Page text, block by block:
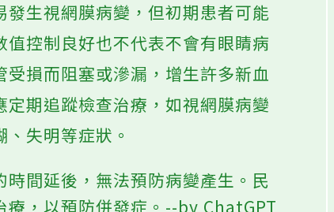
發生視網膜病變，但初期患者可能
控制良好也不代表不會有眼睛病
損而阻塞或滲漏，增生許多新血
期追蹤檢查治療，如視網膜病變
失明等症狀。
間延後，無法預防病變產生。民